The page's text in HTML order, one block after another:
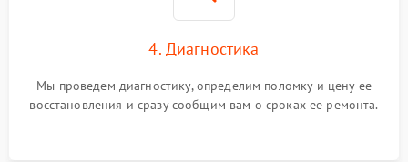
4. Диагностика
Мы проведем диагностику, определим поломку и цену ее
восстановления и сразу сообщим вам о сроках ее ремонта.